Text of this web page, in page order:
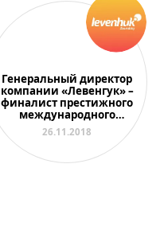
Генеральный директор
компании «Левенгук» –
финалист престижного
международного
конкурса
«Предприниматель
26.11.2018